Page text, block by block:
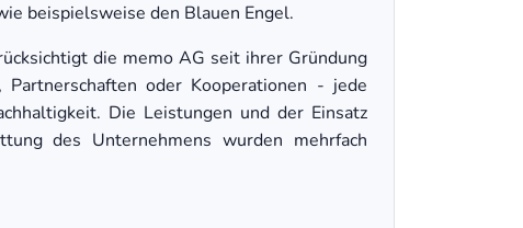
beispielsweise den Blauen Engel.
die memo AG seit ihrer Gründung
oder Kooperationen - jede
Die Leistungen und der Einsatz
des Unternehmens wurden mehrfach